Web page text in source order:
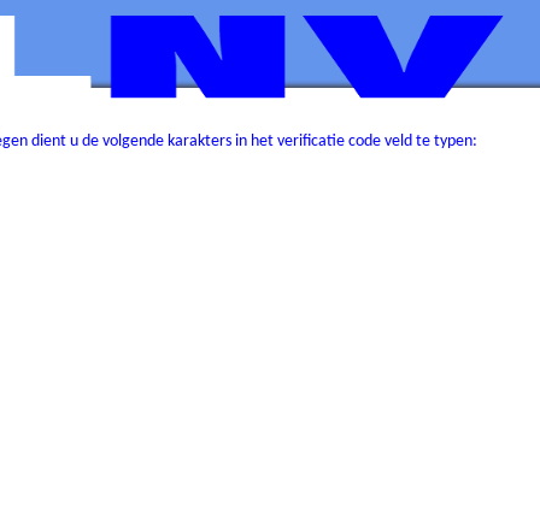
dient u de volgende karakters in het verificatie code veld te typen: